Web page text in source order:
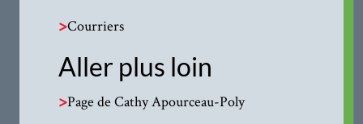
>Courriers
Aller plus loin
>Page de Cathy Apourceau-Poly